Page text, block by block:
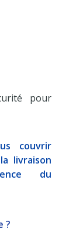
pour
couvrir
livraison
du
?